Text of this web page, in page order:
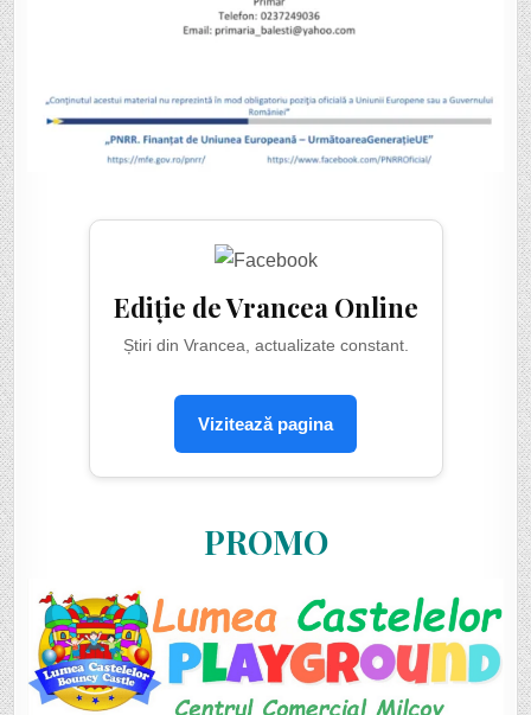
Ediție de Vrancea Online
Știri din Vrancea, actualizate constant.
Vizitează pagina
PROMO